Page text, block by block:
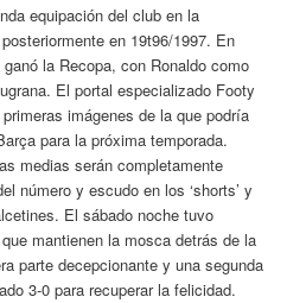
equipación del club en la
en 19t96/1997. En
la Recopa, con Ronaldo como
El portal especializado Footy
imágenes de la que podría
para la próxima temporada.
medias serán completamente
número y escudo en los ‘shorts’ y
El sábado noche tuvo
mantienen la mosca detrás de la
parte decepcionante y una segunda
3-0 para recuperar la felicidad.